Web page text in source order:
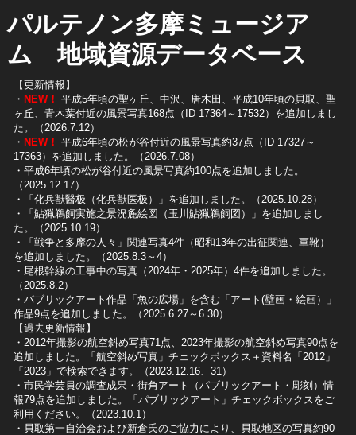
パルテノン多摩ミュージア
ム 地域資源データベース
【更新情報】
・ NEW！ 平成5年頃の聖ヶ丘、中沢、唐木田、平成10年頃の貝取、聖
ヶ丘、青木葉付近の風景写真168点（ID 17364～17532）を追加しまし
た。（2026.7.12）
・ NEW！ 平成6年頃の松が谷付近の風景写真約37点（ID 17327～
17363）を追加しました。（2026.7.08）
・平成6年頃の松が谷付近の風景写真約100点を追加しました。
（2025.12.17）
・「化兵獣醫极（化兵獣医极）」を追加しました。（2025.10.28）
・「鮎猟鵜飼実施之景況麁絵図（玉川鮎猟鵜飼図）」を追加しまし
た。（2025.10.19）
​・「戦争と多摩の人々」関連写真4件（昭和13年の出征関連、軍靴）
を追加しました。（2025.8.3～4）
​・尾根幹線の工事中の写真（2024年・2025年）4件を追加しました。
（2025.8.2）
​・パブリックアート作品「魚の広場」を含む「アート(壁画・絵画）」
作品9点を追加しました。（2025.6.27～6.30）
【過去更新情報】
・2012年撮影の航空斜め写真71点、2023年撮影の航空斜め写真90点を
追加しました。「航空斜め写真」チェックボックス＋資料名「2012」
「2023」で検索できます。（2023.12.16、31）
​・市民学芸員の調査成果・街角アート（パブリックアート・彫刻）情
報79点を追加しました。「パブリックアート」チェックボックスをご
利用ください。（2023.10.1）
・貝取第一自治会および新倉氏のご協力により、貝取地区の写真約90